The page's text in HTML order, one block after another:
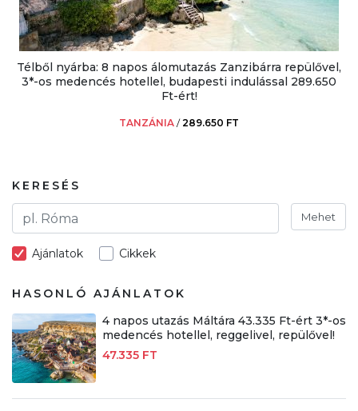
Télből nyárba: 8 napos álomutazás Zanzibárra repülővel,
3*-os medencés hotellel, budapesti indulással 289.650
Ft-ért!
TANZÁNIA /289.650 FT
KERESÉS
Mehet
Ajánlatok Cikkek
HASONLÓ AJÁNLATOK
4 napos utazás Máltára 43.335 Ft-ért 3*-os
medencés hotellel, reggelivel, repülővel!
47.335 FT